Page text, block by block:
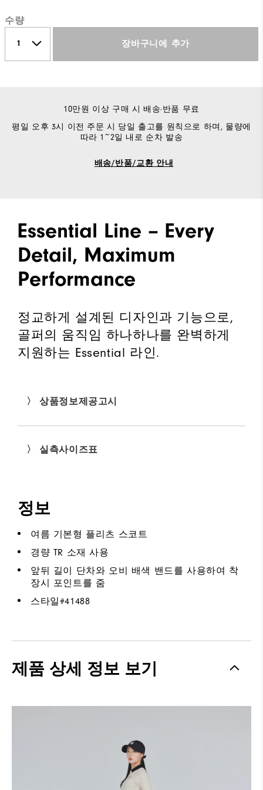
수량
장바구니에 추가
10만원 이상 구매 시 배송·반품 무료
평일 오후 3시 이전 주문 시 당일 출고를 원칙으로 하며, 물량에
따라 1~2일 내로 순차 발송
배송/반품/교환 안내
Essential Line – Every
Detail, Maximum
Performance
정교하게 설계된 디자인과 기능으로,
골퍼의 움직임 하나하나를 완벽하게
지원하는 Essential 라인.
〉 상품정보제공고시
〉 실측사이즈표
정보
여름 기본형 플리츠 스코트
경량 TR 소재 사용
앞뒤 길이 단차와 오비 배색 밴드를 사용하여 착
장시 포인트를 줌
스타일#41488
제품 상세 정보 보기